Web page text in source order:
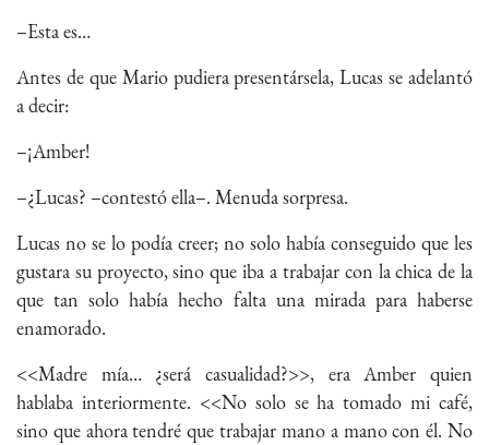
–Esta es…
Antes de que Mario pudiera presentársela, Lucas se adelantó
a decir:
–¡Amber!
–¿Lucas? –contestó ella–. Menuda sorpresa.
Lucas no se lo podía creer; no solo había conseguido que les
gustara su proyecto, sino que iba a trabajar con la chica de la
que tan solo había hecho falta una mirada para haberse
enamorado.
<<Madre mía… ¿será casualidad?>>, era Amber quien
hablaba interiormente. <<No solo se ha tomado mi café,
sino que ahora tendré que trabajar mano a mano con él. No